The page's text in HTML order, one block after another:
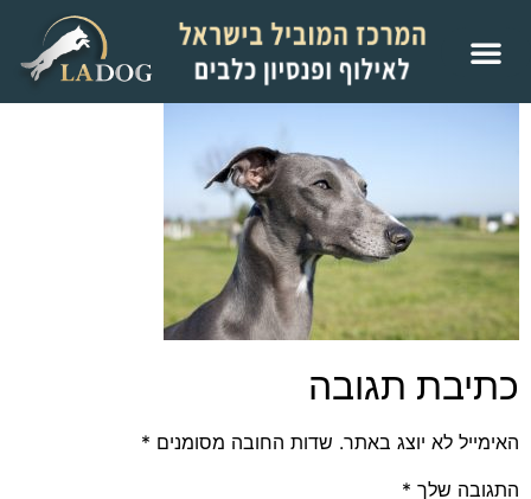
כתיבת תגובה
האימייל לא יוצג באתר. שדות החובה מסומנים *
התגובה שלך *